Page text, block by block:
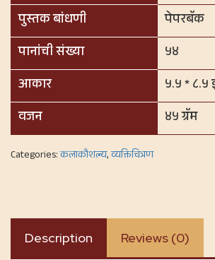
पुस्तक बांधणी
पेपरबॅक
पानांची संख्या
५४
आकार
५.५ * ८.५
वजन
४५ ग्रॅम
Categories:कलाकौशल्य,व्यक्तिचित्रण
Description Reviews (0)